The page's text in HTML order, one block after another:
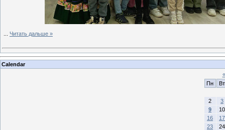
Читать дальше »
Calendar
«
Пн
Вт
2
3
9
10
16
17
23
24